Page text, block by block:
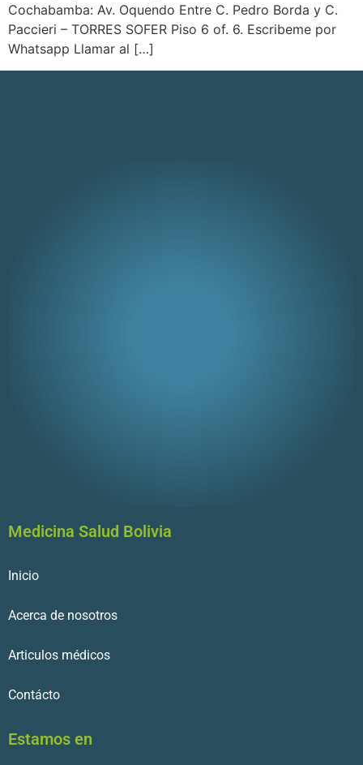
Cochabamba: Av. Oquendo Entre C. Pedro Borda y C.
Paccieri – TORRES SOFER Piso 6 of. 6. Escribeme por
Whatsapp Llamar al […]
Medicina Salud Bolivia
Inicio
Acerca de nosotros
Articulos médicos
Contácto
Estamos en